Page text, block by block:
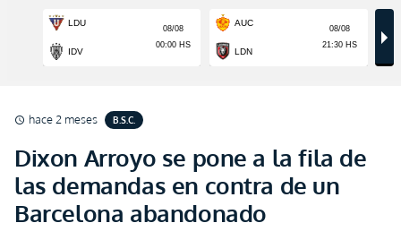
schedule hace 2 meses B.S.C.
Dixon Arroyo se pone a la fila de
las demandas en contra de un
Barcelona abandonado